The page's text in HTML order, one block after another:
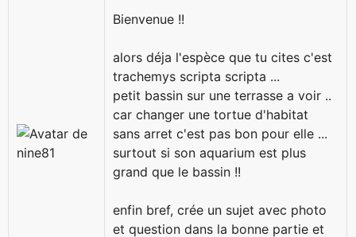
Bienvenue !!
alors déja l'espèce que tu cites c'est
trachemys scripta scripta ...
petit bassin sur une terrasse a voir ..
car changer une tortue d'habitat
sans arret c'est pas bon pour elle ...
surtout si son aquarium est plus
grand que le bassin !!
enfin bref, crée un sujet avec photo
et question dans la bonne partie et